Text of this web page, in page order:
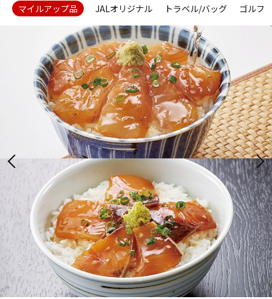
マイルアップ品 JALオリジナル トラベル/バッグ ゴルフ